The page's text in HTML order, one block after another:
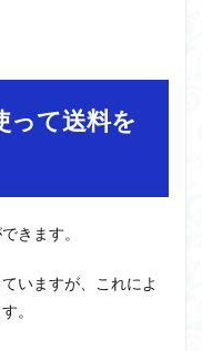
って送料を
きます。
いますが、これによ
。